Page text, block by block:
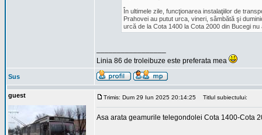
În ultimele zile, funcţionarea instalaţiilor de
Prahovei au putut urca, vineri, sâmbătă şi
urcă de la Cota 1400 la Cota 2000 din Bucegi
Linia 86 de troleibuze este preferata mea
Sus
guest Trimis: Dum 29 Iun 2025 20:14:25 Titlul subiectului:
Asa arata geamurile telegondolei Cota 1400-Cota